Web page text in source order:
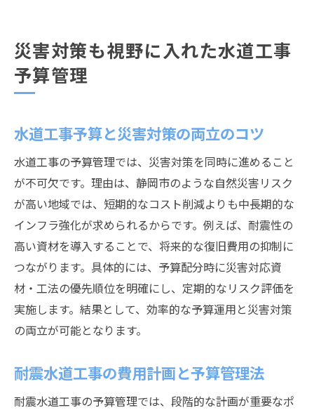
災害対策も視野に入れた水道工事
予算管理
水道工事予算と災害対策の両立のコツ
水道工事の予算管理では、災害対策を同時に進めること
が不可欠です。理由は、静岡市のような自然災害リスク
が高い地域では、短期的なコスト削減よりも中長期的な
インフラ強化が求められるからです。例えば、耐震性の
高い資材を導入することで、将来的な復旧費用の抑制に
つながります。具体的には、予算配分時に災害対応資
材・工法の優先順位を明確にし、定期的なリスク評価を
実施します。結果として、効率的な予算運用と災害対策
の両立が可能となります。
耐震水道工事の費用計画と予算管理法
耐震水道工事の予算管理では、段階的な計画が重要なポ